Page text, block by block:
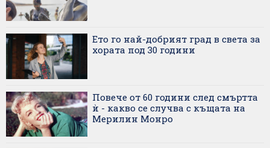
Ето го най-добрият град в света за
хората под 30 години
Повече от 60 години след смъртта
ѝ - какво се случва с къщата на
Мерилин Монро